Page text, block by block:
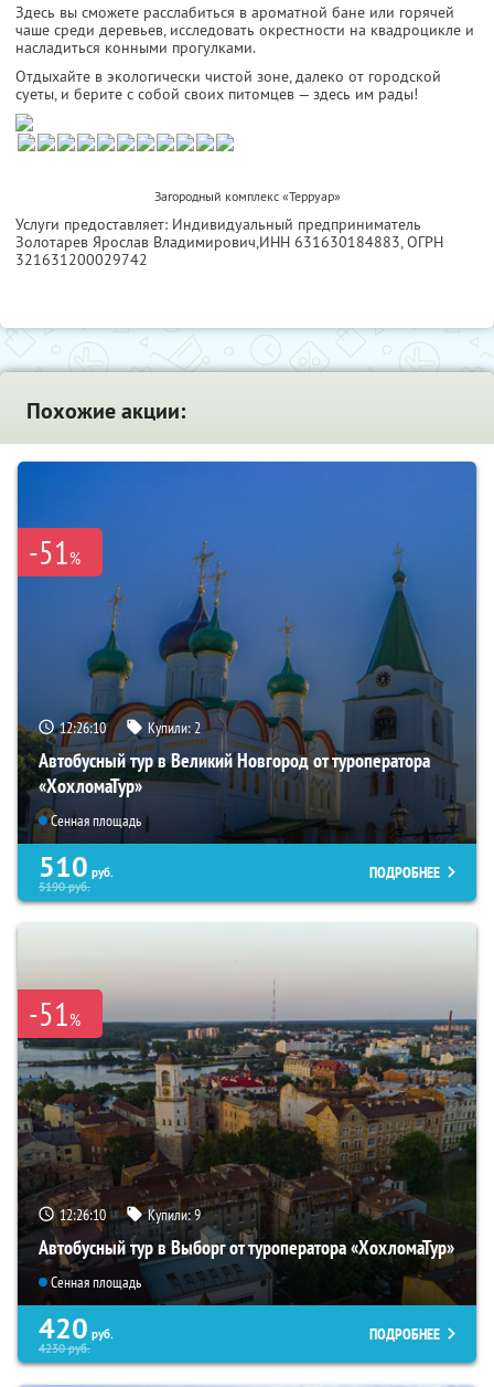
Здесь вы сможете расслабиться в ароматной бане или горячей
чаше среди деревьев, исследовать окрестности на квадроцикле и
насладиться конными прогулками.
Отдыхайте в экологически чистой зоне, далеко от городской
суеты, и берите с собой своих питомцев — здесь им рады!
Загородный комплекс «Терруар»
Услуги предоставляет: Индивидуальный предприниматель
Золотарев Ярослав Владимирович,ИНН 631630184883, ОГРН
321631200029742
Похожие акции:
-51%
12:26:09 Купили:2
Автобусный тур в Великий Новгород от туроператора
«ХохломаТур»
Сенная площадь
510 руб.
5190руб.
ПОДРОБНЕЕ
-51%
12:26:09 Купили:9
Автобусный тур в Выборг от туроператора «ХохломаТур»
Сенная площадь
420 руб.
4230руб.
ПОДРОБНЕЕ